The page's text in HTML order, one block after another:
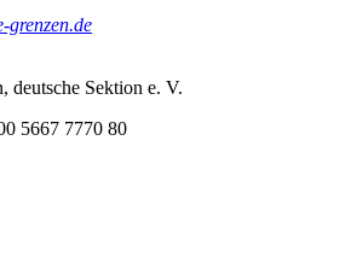
grenzen.de
deutsche Sektion e. V.
5667 7770 80